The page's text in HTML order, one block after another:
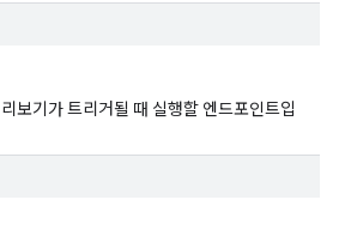
보기가 트리거될 때 실행할 엔드포인트입